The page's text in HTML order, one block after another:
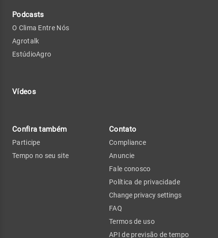
Podcasts
O Clima Entre Nós
Agrotalk
EstúdioAgro
Vídeos
Confira também
Participe
Tempo no seu site
Contato
Compliance
Anuncie
Fale conosco
Política de privacidade
Change privacy settings
FAQ
Termos de uso
API de previsão de tempo